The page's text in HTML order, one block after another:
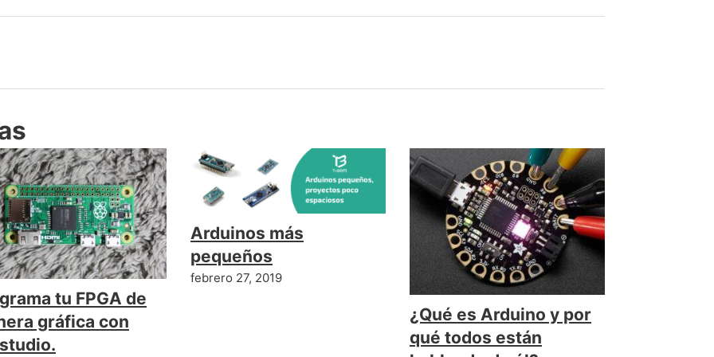
tu FPGA de
gráfica con
Arduinos más
pequeños
febrero 27, 2019
¿Qué es Arduino y por
qué todos están